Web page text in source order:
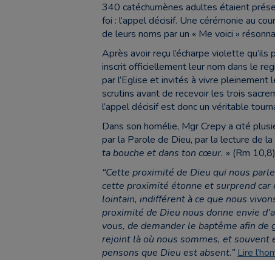
340 catéchumènes adultes étaient
foi : l’appel décisif. Une cérémonie au
de leurs noms par un « Me voici »
Après avoir reçu l’écharpe violette
inscrit officiellement leur nom dans le
par l’Eglise et invités à vivre pleinement
scrutins avant de recevoir les trois
l’appel décisif est donc un véritable
Dans son homélie, Mgr Crepy a cité
par la Parole de Dieu, par la lecture de la
ta bouche et dans ton cœur. » (Rm 10,8)
“Cette proximité de Dieu qui nous
cette proximité étonne et surprend car
lointain, indifférent à ce que nous
proximité de Dieu nous donne envie
vous, de demander le baptême afin
rejoint là où nous sommes, et souvent
pensons que Dieu est absent.”Lire